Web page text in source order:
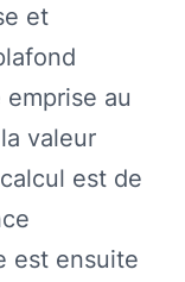
et
au
valeur
est de
est ensuite